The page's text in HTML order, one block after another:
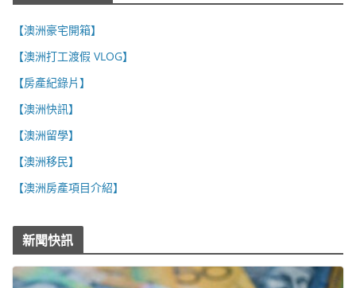
【澳洲豪宅開箱】
【澳洲打工渡假 VLOG】
【房產紀錄片】
【澳洲快訊】
【澳洲留學】
【澳洲移民】
【澳洲房產項目介紹】
新聞快訊